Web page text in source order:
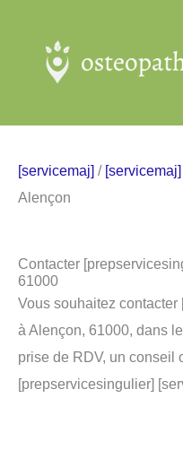
contenu
[servicemaj] /
Alençon
Contacter
61000
Vous souhaitez
à Alençon, 61000, dans
prise de RDV, un conseil
[prepservicesingulier]